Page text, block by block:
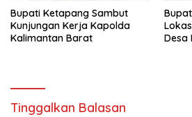
Bupati Ketapang Sambut
Kunjungan Kerja Kapolda
Kalimantan Barat
Desa
Tinggalkan Balasan